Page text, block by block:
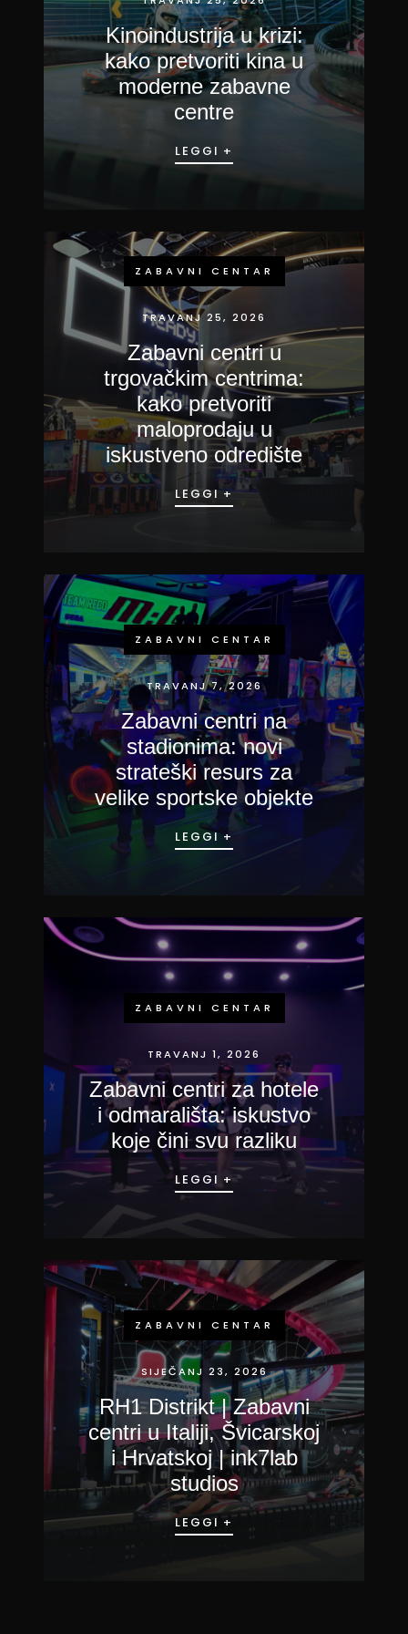
Kinoindustrija u krizi:
kako pretvoriti kina u
moderne zabavne
centre
LEGGI +
ZABAVNI CENTAR
TRAVANJ 25, 2026
Zabavni centri u
trgovačkim centrima:
kako pretvoriti
maloprodaju u
iskustveno odredište
LEGGI +
ZABAVNI CENTAR
TRAVANJ 7, 2026
Zabavni centri na
stadionima: novi
strateški resurs za
velike sportske objekte
LEGGI +
ZABAVNI CENTAR
TRAVANJ 1, 2026
Zabavni centri za hotele
i odmarališta: iskustvo
koje čini svu razliku
LEGGI +
ZABAVNI CENTAR
SIJEČANJ 23, 2026
RH1 Distrikt | Zabavni
centri u Italiji, Švicarskoj
i Hrvatskoj | ink7lab
studios
LEGGI +